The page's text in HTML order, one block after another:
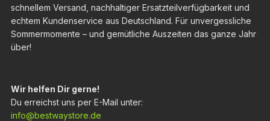
schnellem Versand, nachhaltiger Ersatzteilverfügbarkeit und
echtem Kundenservice aus Deutschland. Für unvergessliche
Sommermomente – und gemütliche Auszeiten das ganze Jahr
über!
Wir helfen Dir gerne!
Du erreichst uns per E-Mail unter:
info@bestwaystore.de